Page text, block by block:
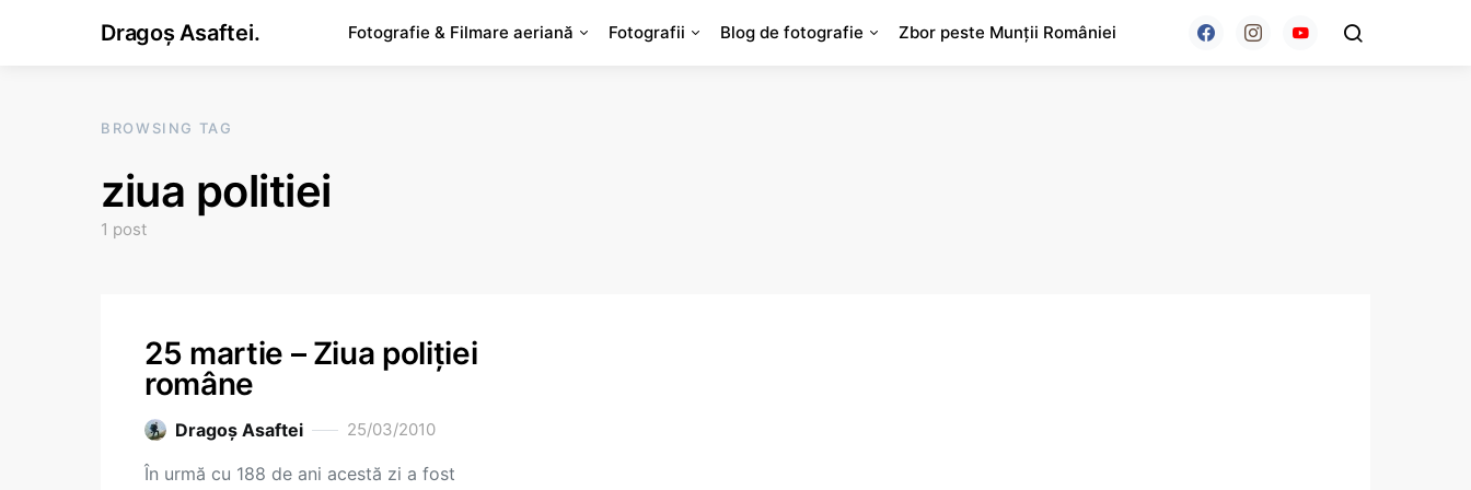
Dragoș Asaftei. Fotografie & Filmare aeriană Fotografii Blog de fotografie Zbor peste Munții României
BROWSING TAG
ziua politiei
1 post
25 martie – Ziua poliţiei
române
Dragoş Asaftei 25/03/2010
În urmă cu 188 de ani acestă zi a fost